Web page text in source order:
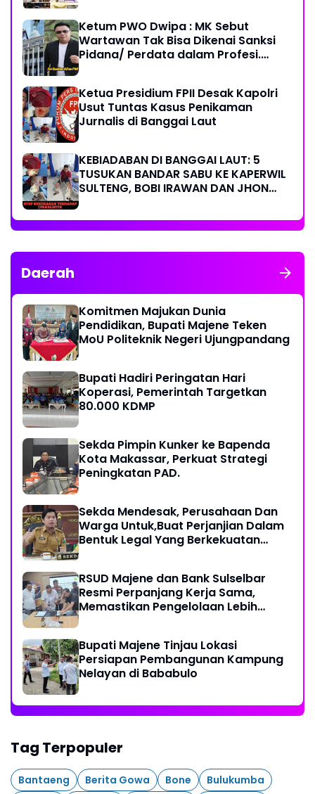
Ketum PWO Dwipa : MK Sebut
Wartawan Tak Bisa Dikenai Sanksi
Pidana/ Perdata dalam Profesi.
Ketua Presidium FPII Desak Kapolri
Usut Tuntas Kasus Penikaman
Jurnalis di Banggai Laut
KEBIADABAN DI BANGGAI LAUT: 5
TUSUKAN BANDAR SABU KE KAPERWIL
SULTENG, BOBI IRAWAN DAN JHON
KERAS KINERJA POLRI!
Daerah
Komitmen Majukan Dunia
Pendidikan, Bupati Majene Teken
MoU Politeknik Negeri Ujungpandang
Bupati Hadiri Peringatan Hari
Koperasi, Pemerintah Targetkan
80.000 KDMP
Sekda Pimpin Kunker ke Bapenda
Kota Makassar, Perkuat Strategi
Peningkatan PAD.
Sekda Mendesak, Perusahaan Dan
Warga Untuk,Buat Perjanjian Dalam
Bentuk Legal Yang Berkekuatan
RSUD Majene dan Bank Sulselbar
Resmi Perpanjang Kerja Sama,
Memastikan Pengelolaan Lebih
Bupati Majene Tinjau Lokasi
Persiapan Pembangunan Kampung
Nelayan di Bababulo
Tag Terpopuler
Bantaeng Berita Gowa Bone
Bulukumba